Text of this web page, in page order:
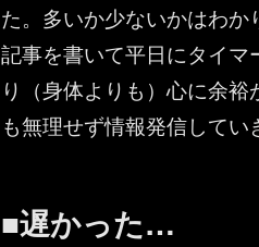
た。多いか少ないかはわ
記事を書いて平日にタイ
り（身体よりも）心に余
も無理せず情報発信してい
■遅かった…